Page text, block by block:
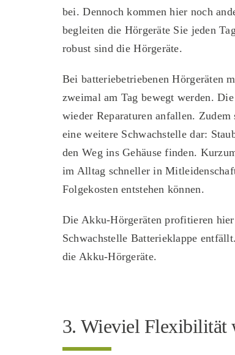
bei. Dennoch kommen hier noch
begleiten die Hör­geräte Sie jeden
robust sind die Hörgeräte.
Bei batteriebetriebenen Hörgeräten
zweimal am Tag bewegt werden.
wieder Reparaturen anfallen.
eine weitere Schwachstelle dar:
den Weg ins Gehäuse finden.
im Alltag schneller in
Folgekosten entstehen können.
Die Akku-Hörgeräten profitieren
Schwachstelle Batterie­klappe
die Akku-Hörgeräte.
3. Wieviel Flexibilität